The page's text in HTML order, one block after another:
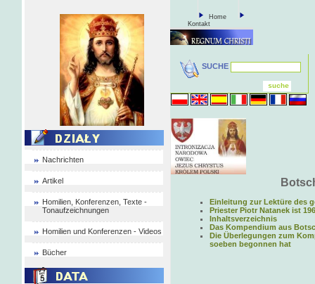
Nachrichten
Artikel
Homilien, Konferenzen, Texte -
Tonaufzeichnungen
Homilien und Konferenzen - Videos
Bücher
Home
Kontakt
SUCHE
Einleitung zur Lektüre des
Priester Piotr Natanek ist
Inhaltsverzeichnis
Das Kompendium aus
Die Überlegungen zum
soeben begonnen hat